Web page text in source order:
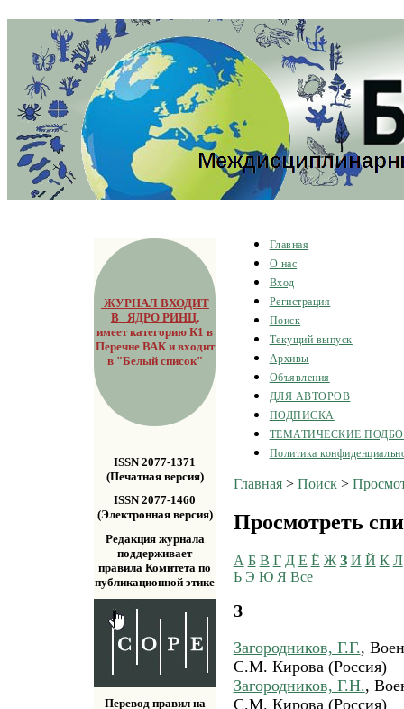
ЖУРНАЛ ВХОДИТ
В ЯДРО РИНЦ,
имеет категорию К1 в
Перечне ВАК и входит
в "Белый список"
ISSN 2077-1371
(Печатная версия)
ISSN 2077-1460
(Электронная версия)
Редакция журнала
поддерживает
правила Комитета по
публикационной этике
Перевод правил на
Главная
О нас
Вход
Регистрация
Поиск
Текущий выпуск
Архивы
Объявления
ДЛЯ АВТОРОВ
ПОДПИСКА
ТЕМАТИЧЕСКИЕ
Политика
Главная> Поиск>
Просмотреть
А Б В Г Д Е Ё Ж З И Й К Л
Ь Э Ю Я Все
З
Загородников, Г.Г.,
С.М. Кирова (Россия)
Загородников, Г.Н.,
С.М. Кирова (Россия)